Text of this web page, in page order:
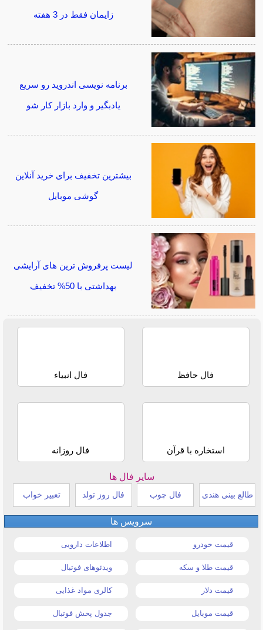
زایمان فقط در 3 هفته
برنامه نویسی اندروید رو سریع
یادبگیر و وارد بازار کار شو
بیشترین تخفیف برای خرید آنلاین
گوشی موبایل
لیست پرفروش ترین های آرایشی
بهداشتی با 50% تخفیف
فال حافظ فال انبیاء
استخاره با قرآن فال روزانه
سایر فال ها
طالع بینی هندی فال چوب فال روز تولد تعبیر خواب
سرویس ها
قیمت خودرو اطلاعات دارویی
قیمت طلا و سکه ویدئوهای فوتبال
قیمت دلار کالری مواد غذایی
قیمت موبایل جدول پخش فوتبال